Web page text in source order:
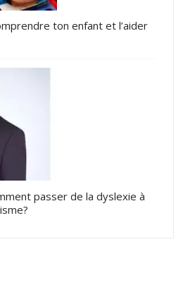
ton enfant et l’aider
passer de la dyslexie à